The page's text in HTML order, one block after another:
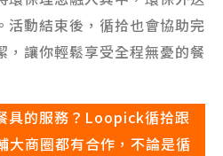
活動結束後，循拾也會協助完
，讓你輕鬆享受全程無憂的餐
具的服務？Loopick循拾跟
大商圈都有合作，不論是循